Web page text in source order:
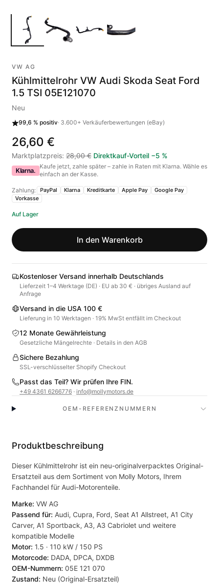
VW AG
Kühlmittelrohr VW Audi Skoda Seat Ford
1.5 TSI 05E121070
Neu
99,6 % positiv· 3.600+ Verkäuferbewertungen (eBay)
26,60 €
Marktplatzpreis: 28,00 € Direktkauf-Vorteil −5 %
Klarna. Kaufe jetzt, zahle später – zahle in Raten mit Klarna. Wähle es
einfach an der Kasse.
Zahlung: PayPal Klarna Kreditkarte Apple Pay
Google Pay
Vorkasse
Auf Lager
In den Warenkorb
Kostenloser Versand innerhalb Deutschlands
Lieferzeit 1–4 Werktage (DE) · EU ab 30 € · übriges Ausland auf
Anfrage
Versand in die USA 100 €
Lieferung in 10 Werktagen · 19% MwSt entfällt im Checkout
12 Monate Gewährleistung
Gesetzliche Mängelrechte · Details in den AGB
Sichere Bezahlung
SSL-verschlüsselter Shopify Checkout
Passt das Teil? Wir prüfen Ihre FIN.
+49 4361 6266776 · info@mollymotors.de
OEM-REFERENZNUMMERN
Produktbeschreibung
Dieser Kühlmittelrohr ist ein neu-originalverpacktes Original-
Ersatzteil aus dem Sortiment von Molly Motors, Ihrem
Fachhandel für Audi-Motorenteile.
Marke: VW AG
Passend für: Audi, Cupra, Ford, Seat A1 Allstreet, A1 City
Carver, A1 Sportback, A3, A3 Cabriolet und weitere
kompatible Modelle
Motor: 1.5 · 110 kW / 150 PS
Motorcode: DADA, DPCA, DXDB
OEM-Nummern: 05E 121 070
Zustand: Neu (Original-Ersatzteil)